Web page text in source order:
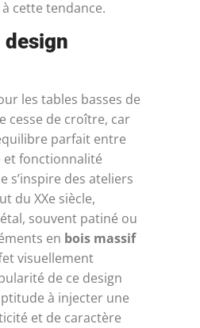
cette tendance.
design
les tables basses de
cesse de croître, car
parfait entre
fonctionnalité
s’inspire des ateliers
du XXe siècle,
souvent patiné ou
en bois massif
visuellement
de ce design
à injecter une
et de caractère